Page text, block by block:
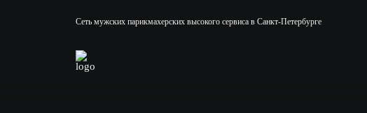
Сеть мужских парикмахерских высокого сервиса в Санкт-Петербурге